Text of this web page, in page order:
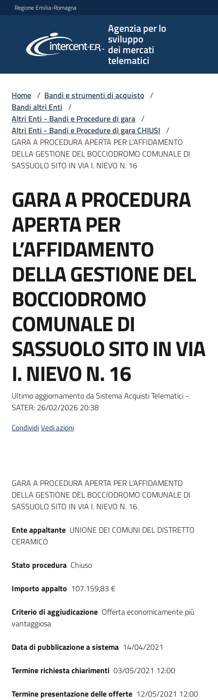
Vai al contenuto
Vai alla navigazione
Vai al footer
Regione Emilia-Romagna
Agenzia per lo
sviluppo
dei mercati
telematici
per lo
sviluppo
telematici
L'Agenzia
e
strumenti
acquisto
Supporto
Piattaforme
telematiche
site
Home / Bandi e strumenti di acquisto /
Bandi altri Enti /
Altri Enti - Bandi e Procedure di gara /
Altri Enti - Bandi e Procedure di gara CHIUSI /
GARA A PROCEDURA APERTA PER L’AFFIDAMENTO
DELLA GESTIONE DEL BOCCIODROMO COMUNALE DI
SASSUOLO SITO IN VIA I. NIEVO N. 16
Salta al contenuto
GARA A PROCEDURA
APERTA PER
L’AFFIDAMENTO
DELLA GESTIONE DEL
BOCCIODROMO
COMUNALE DI
SASSUOLO SITO IN VIA
I. NIEVO N. 16
Ultimo aggiornamento da Sistema Acquisti Telematici -
SATER: 26/02/2026 20:38
CondividiVedi azioni
Dati del bando
GARA A PROCEDURA APERTA PER L’AFFIDAMENTO
DELLA GESTIONE DEL BOCCIODROMO COMUNALE DI
SASSUOLO SITO IN VIA I. NIEVO N. 16.
Ente appaltante UNIONE DEI COMUNI DEL DISTRETTO
CERAMICO
Stato procedura Chiuso
Importo appalto 107.159,83 €
Criterio di aggiudicazione Offerta economicamente più
vantaggiosa
Data di pubblicazione a sistema 14/04/2021
Termine richiesta chiarimenti 03/05/2021 12:00
Termine presentazione delle offerte 12/05/2021 12:00